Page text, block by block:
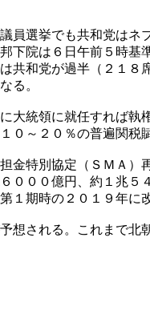
員選挙でも共和党は
下院は６日午前５時
共和党が過半（２１
る。
大統領に就任すれば
０～２０％の普遍関税
金特別協定（ＳＭＡ
０００億円、約１兆
１期時の２０１９年
想される。これまで